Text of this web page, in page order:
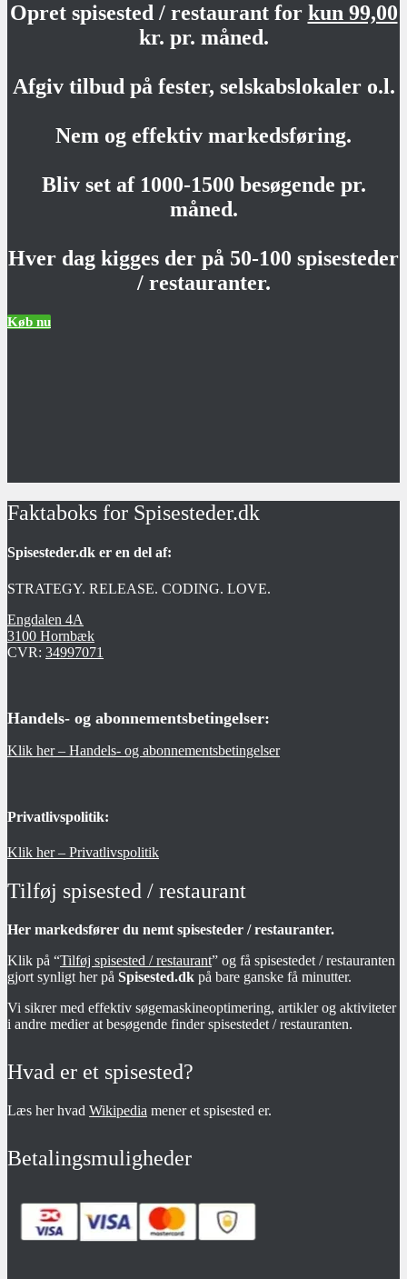
Opret spisested / restaurant for kun 99,00
kr. pr. måned.
Afgiv tilbud på fester, selskabslokaler o.l.
Nem og effektiv markedsføring.
Bliv set af 1000-1500 besøgende pr.
måned.
Hver dag kigges der på 50-100 spisesteder
/ restauranter.
Køb nu
Faktaboks for Spisesteder.dk
Spisesteder.dk er en del af:
STRATEGY. RELEASE. CODING. LOVE.
Engdalen 4A
3100 Hornbæk
CVR: 34997071
Handels- og abonnementsbetingelser:
Klik her – Handels- og abonnementsbetingelser
Privatlivspolitik:
Klik her – Privatlivspolitik
Tilføj spisested / restaurant
Her markedsfører du nemt spisesteder / restauranter.
Klik på “Tilføj spisested / restaurant” og få spisestedet / restauranten
gjort synligt her på Spisested.dk på bare ganske få minutter.
Vi sikrer med effektiv søgemaskineoptimering, artikler og aktiviteter
i andre medier at besøgende finder spisestedet / restauranten.
Hvad er et spisested?
Læs her hvad Wikipedia mener et spisested er.
Betalingsmuligheder